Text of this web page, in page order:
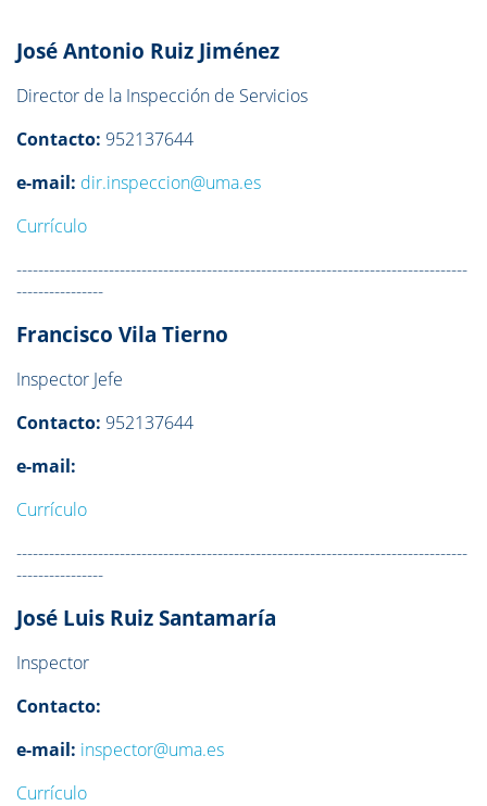
José Antonio Ruiz Jiménez
Director de la Inspección de Servicios
Contacto: 952137644
e-mail: dir.inspeccion@uma.es
Currículo
-----------------------------------------------------------------------------------
----------------
Francisco Vila Tierno
Inspector Jefe
Contacto: 952137644
e-mail:
Currículo
-----------------------------------------------------------------------------------
----------------
José Luis Ruiz Santamaría
Inspector
Contacto:
e-mail: inspector@uma.es
Currículo